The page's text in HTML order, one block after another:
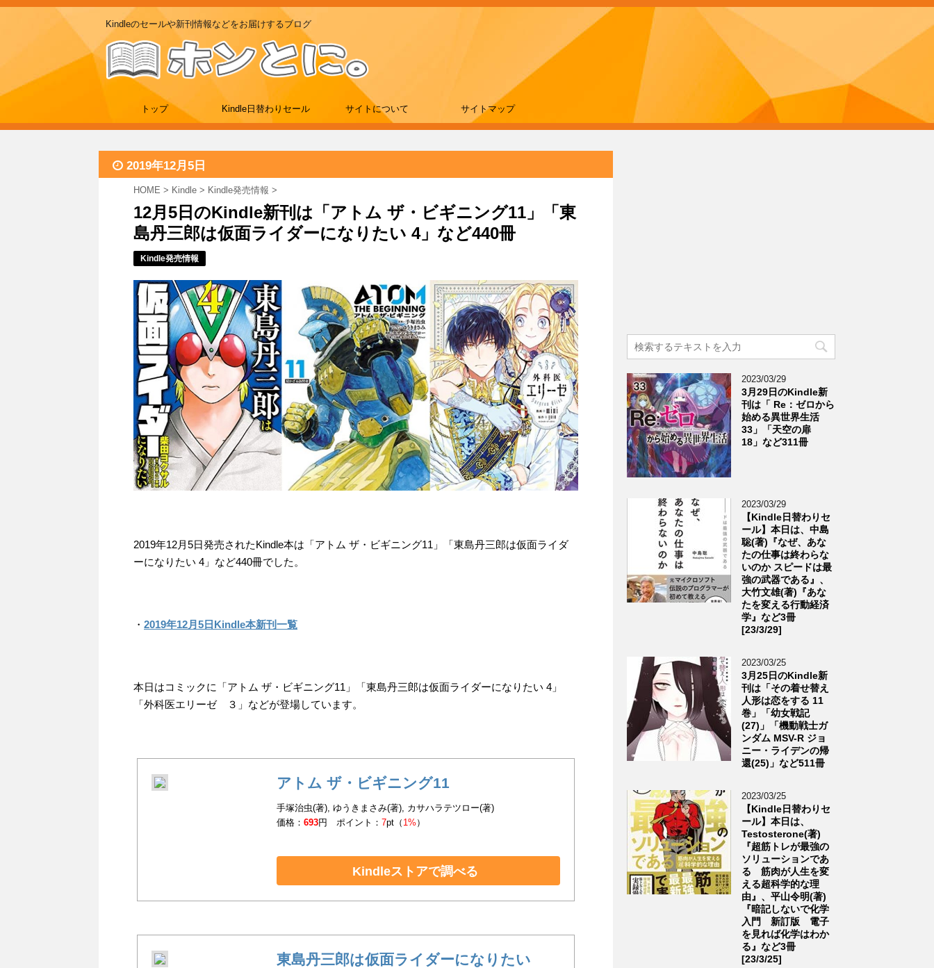
Kindleのセールや新刊情報などをお届けするブログ
トップ Kindle日替わりセール サイトについて サイトマップ
2019年12月5日
HOME > Kindle > Kindle発売情報 >
12月5日のKindle新刊は「アトム ザ・ビギニング11」「東
島丹三郎は仮面ライダーになりたい 4」など440冊
Kindle発売情報
2019年12月5日発売されたKindle本は「アトム ザ・ビギニング11」「東島丹三郎は仮面ライダ
ーになりたい 4」など440冊でした。
・ 2019年12月5日Kindle本新刊一覧
本日はコミックに「アトム ザ・ビギニング11」「東島丹三郎は仮面ライダーになりたい 4」
「外科医エリーゼ ３」などが登場しています。
アトム ザ・ビギニング11
手塚治虫(著), ゆうきまさみ(著), カサハラテツロー(著)
価格：693円 ポイント：7pt（ 1% ）
Kindleストアで調べる
東島丹三郎は仮面ライダーになりたい
2023/03/29
3月29日のKindle新
刊は「 Re：ゼロから
始める異世界生活
33」「天空の扉
18」など311冊
2023/03/29
【Kindle日替わりセ
ール】本日は、中島
聡(著)『なぜ、あな
たの仕事は終わらな
いのか スピードは最
強の武器である』、
大竹文雄(著)『あな
たを変える行動経済
学』など3冊
[23/3/29]
2023/03/25
3月25日のKindle新
刊は「その着せ替え
人形は恋をする 11
巻」「幼女戦記
(27)」「機動戦士ガ
ンダム MSV-R ジョ
ニー・ライデンの帰
還(25)」など511冊
2023/03/25
【Kindle日替わりセ
ール】本日は、
Testosterone(著)
『超筋トレが最強の
ソリューションであ
る 筋肉が人生を変
える超科学的な理
由』、平山令明(著)
『暗記しないで化学
入門 新訂版 電子
を見れば化学はわか
る』など3冊
[23/3/25]